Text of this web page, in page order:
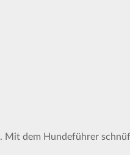
Mit dem Hundeführer